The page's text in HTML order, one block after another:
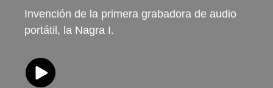
Invención de la primera grabadora de audio
portátil, la Nagra I.